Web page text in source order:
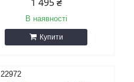
В наявності
Купити
22972